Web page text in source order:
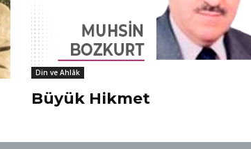
Din ve Ahlâk
Büyük Hikmet